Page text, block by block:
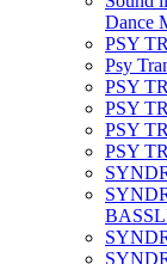
Dance
PSY
Psy
PSY
PSY
PSY
PSY